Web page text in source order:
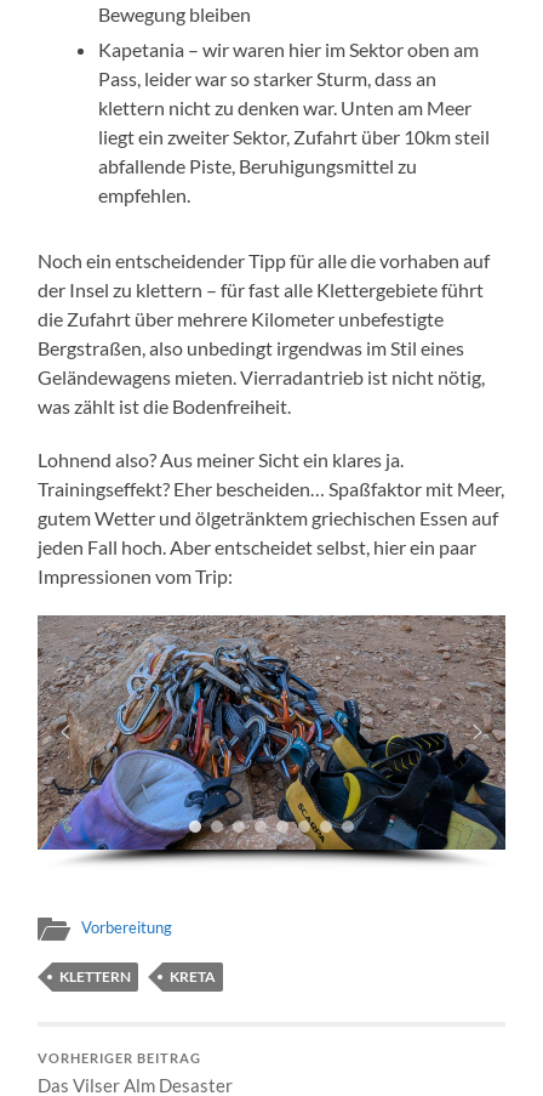
Bewegung bleiben
Kapetania – wir waren hier im Sektor oben am
Pass, leider war so starker Sturm, dass an
klettern nicht zu denken war. Unten am Meer
liegt ein zweiter Sektor, Zufahrt über 10km steil
abfallende Piste, Beruhigungsmittel zu
empfehlen.
Noch ein entscheidender Tipp für alle die vorhaben auf
der Insel zu klettern – für fast alle Klettergebiete führt
die Zufahrt über mehrere Kilometer unbefestigte
Bergstraßen, also unbedingt irgendwas im Stil eines
Geländewagens mieten. Vierradantrieb ist nicht nötig,
was zählt ist die Bodenfreiheit.
Lohnend also? Aus meiner Sicht ein klares ja.
Trainingseffekt? Eher bescheiden… Spaßfaktor mit Meer,
gutem Wetter und ölgetränktem griechischen Essen auf
jeden Fall hoch. Aber entscheidet selbst, hier ein paar
Impressionen vom Trip:
Vorbereitung
KLETTERN KRETA
VORHERIGER BEITRAG
Das Vilser Alm Desaster